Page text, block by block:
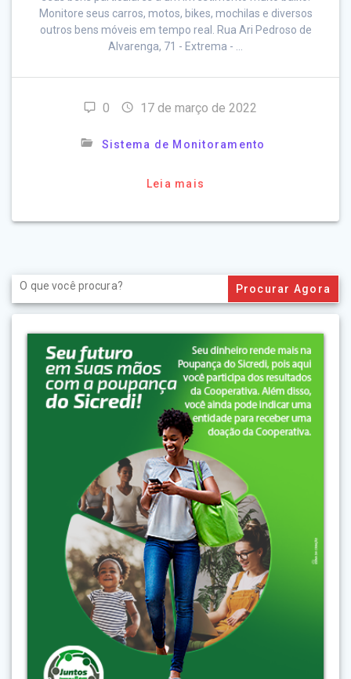
Monitore seus carros, motos, bikes, mochilas e diversos
outros bens móveis em tempo real. Rua Ari Pedroso de
Alvarenga, 71 - Extrema - …
0 17 de março de 2022
Sistema de Monitoramento
Leia mais
Search
for: